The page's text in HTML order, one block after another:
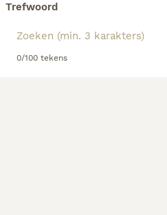
Trefwoord
0/100 tekens